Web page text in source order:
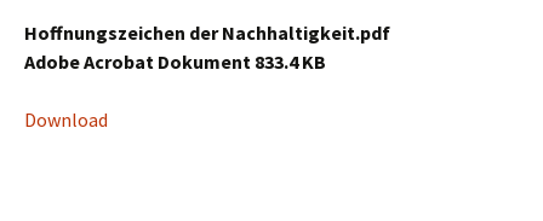
Hoffnungszeichen der Nachhaltigkeit.pdf
Adobe Acrobat Dokument 833.4 KB
Download